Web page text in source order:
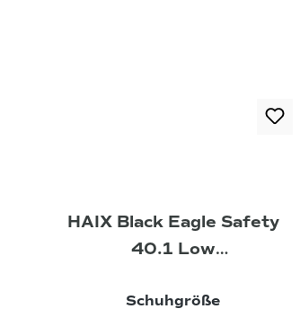
HAIX Black Eagle Safety
40.1 Low
schwarz-schwarz
Schuhgrößeauswählen